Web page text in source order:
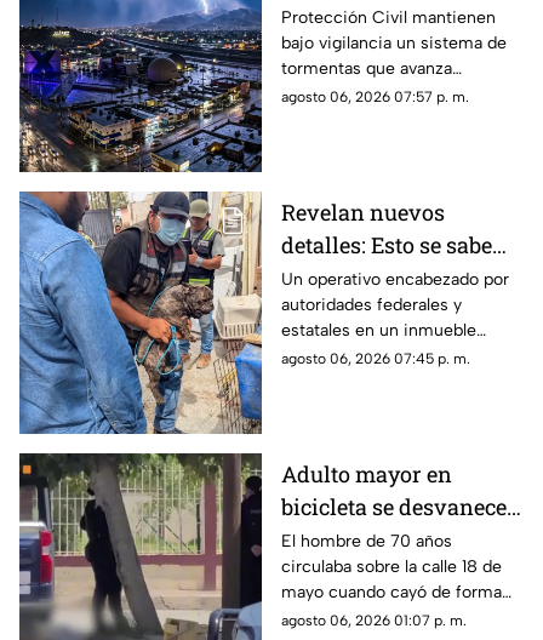
tormenta que se acerca
a Ciudad Juárez y El
Paso: piden extremar
precauciones
Protección Civil mantienen
bajo vigilancia un sistema de
tormentas que avanza
lentamente hacia el suroeste y
agosto 06, 2026 07:57 p. m.
Revelan nuevos
detalles: Esto se sabe
sobre el hallazgo de un
lagarto y un tigre de
bengala en un
autolavado de Juárez
Un operativo encabezado por
autoridades federales y
estatales en un inmueble
habilitado como autolavado en
agosto 06, 2026 07:45 p. m.
Adulto mayor en
bicicleta se desvanece y
pierde la vida en la
colonia Lucio Cabañas
El hombre de 70 años
circulaba sobre la calle 18 de
mayo cuando cayó de forma
repentina; paramédicos
agosto 06, 2026 01:07 p. m.